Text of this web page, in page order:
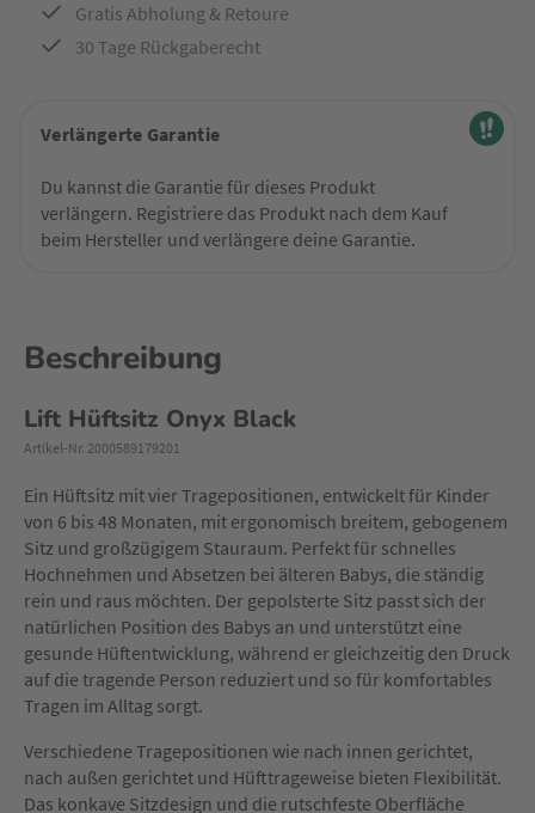
Gratis Abholung & Retoure
30 Tage Rückgaberecht
Verlängerte Garantie
Du kannst die Garantie für dieses Produkt
verlängern. Registriere das Produkt nach dem Kauf
beim Hersteller und verlängere deine Garantie.
Beschreibung
Lift Hüftsitz Onyx Black
Artikel-Nr. 2000589179201
Ein Hüftsitz mit vier Tragepositionen, entwickelt für Kinder
von 6 bis 48 Monaten, mit ergonomisch breitem, gebogenem
Sitz und großzügigem Stauraum. Perfekt für schnelles
Hochnehmen und Absetzen bei älteren Babys, die ständig
rein und raus möchten. Der gepolsterte Sitz passt sich der
natürlichen Position des Babys an und unterstützt eine
gesunde Hüftentwicklung, während er gleichzeitig den Druck
auf die tragende Person reduziert und so für komfortables
Tragen im Alltag sorgt.
Verschiedene Tragepositionen wie nach innen gerichtet,
nach außen gerichtet und Hüfttrageweise bieten Flexibilität.
Das konkave Sitzdesign und die rutschfeste Oberfläche